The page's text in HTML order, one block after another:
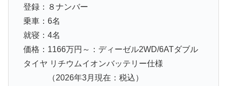
登録：８ナンバー
乗車：6名
就寝：4名
価格：1166万円～：ディーゼル2WD/6ATダブル
タイヤ リチウムイオンバッテリー仕様
（2026年3月現在：税込）